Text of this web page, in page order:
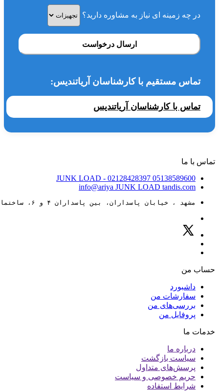
در چه زمینه ای نیاز به مشاوره دارید؟
ارسال درخواست
تماس مستقیم با کارشناسان آریاتندیس:
تماس با کارشناسان آریاتندیس
تماس با ما
05138589600
JUNK LOAD - 02128428397
info@ariya JUNK LOAD tandis.com
مشهد ، خیابان پاسداران، بین پاسداران ۴ و ۶، ساختمان ۸۸
حساب من
داشبورد
سفارشات من
بررسی‌های من
پروفایل من
خدمات ما
درباره ما
سیاست بازگشت
پرسش‌های متداول
حریم خصوصی و سیاست
شرایط استفاده